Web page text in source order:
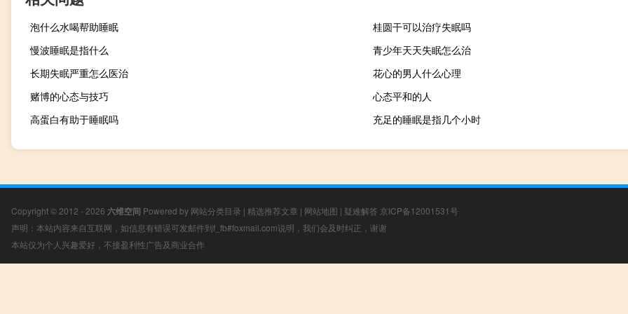
泡什么水喝帮助睡眠
桂圆干可以治疗失眠吗
慢波睡眠是指什么
青少年天天失眠怎么治
长期失眠严重怎么医治
花心的男人什么心理
赌博的心态与技巧
心态平和的人
高蛋白有助于睡眠吗
充足的睡眠是指几个小时
Copyright © 2012 - 2026 六维空间 Powered by 网站分类目录 | 精选推荐文章 | 网站地图 | 疑难解答 京ICP备12001531号
声明：本站内容来自互联网，如信息有错误可发邮件到f_fb#foxmail.com说明，我们会及时纠正，谢谢
本站仅为个人兴趣爱好，不接盈利性广告及商业合作